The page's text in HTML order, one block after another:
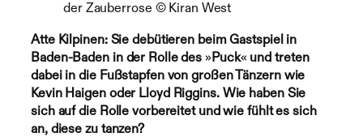
der Zauberrose © Kiran West
Atte Kilpinen: Sie debütieren beim Gastspiel in
Baden-Baden in der Rolle des »Puck« und treten
dabei in die Fußstapfen von großen Tänzern wie
Kevin Haigen oder Lloyd Riggins. Wie haben Sie
sich auf die Rolle vorbereitet und wie fühlt es sich
an, diese zu tanzen?